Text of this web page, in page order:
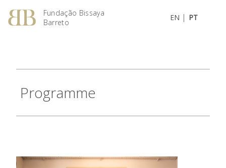
Fundação Bissaya
Barreto
EN | PT
Programme